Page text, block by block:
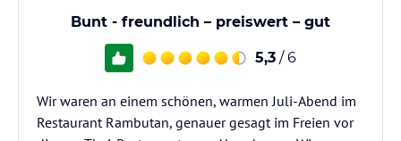
Bunt - freundlich – preiswert – gut
5,3 / 6
Wir waren an einem schönen, warmen Juli-Abend im
Restaurant Rambutan, genauer gesagt im Freien vor